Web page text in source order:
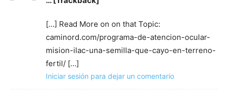
[…] Read More on on that Topic:
caminord.com/programa-de-atencion-ocular-
mision-ilac-una-semilla-que-cayo-en-terreno-
fertil/ […]
Iniciar sesión para dejar un comentario